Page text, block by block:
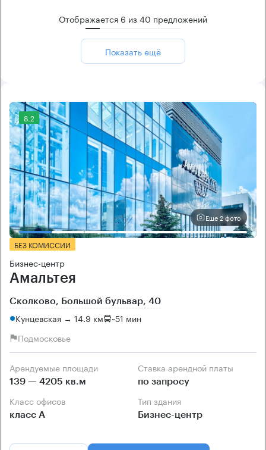
Отображается 6 из40 предложений
Показать ещё
8.2
Еще 2 фото
БЕЗ КОМИССИИ
Бизнес-центр
Амальтея
Сколково, Большой бульвар, 40
Кунцевская → 14.9 км ~51 мин
Подмосковье
Арендуемые площади
139 — 4205 кв.м
Ставка арендной платы
по запросу
Класс офисов
класс А
Тип здания
Бизнес-центр